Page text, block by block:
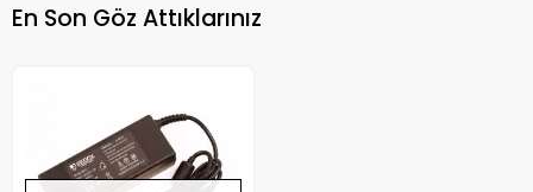
En Son Göz Attıklarınız